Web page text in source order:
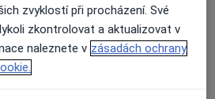
ověřené
zvyklostí při procházení. Své
zkontrolovat a aktualizovat v
naleznete v zásadách ochrany